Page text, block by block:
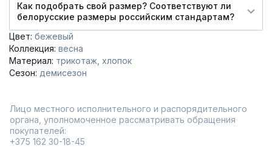
Как подобрать свой размер? Соответствуют ли
белорусские размеры российским стандартам?
Цвет: бежевый
Коллекция: весна
Материал: трикотаж хлопок
Сезон: демисезон
Лицо местного исполнительного и распорядительного
органа, уполномоченное рассматривать обращения
покупателей:
+375 162 30-18-45